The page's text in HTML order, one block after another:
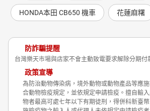
HONDA本田 CB650 機車 花蓮麻糬
防詐騙提醒
台灣樂天市場與店家不會主動致電要求解除分期付
政策宣導
為防治動物傳染病，境外動物或動物產品等應
合動物檢疫規定，並依規定申請檢疫。擅自輸
物者最高可處七年以下有期徒刑，得併科新臺